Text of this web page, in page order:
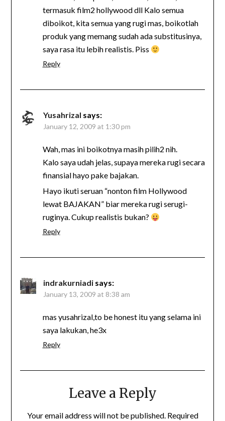
termasuk film2 hollywood dll Kalo semua
diboikot, kita semua yang rugi mas, boikotlah
produk yang memang sudah ada substitusinya,
saya rasa itu lebih realistis. Piss
Reply
Yusahrizal says:
January 12, 2009 at 1:30 pm
Wah, mas ini boikotnya masih pilih2 nih.
Kalo saya udah jelas, supaya mereka rugi secara
finansial hayo pake bajakan.
Hayo ikuti seruan “nonton film Hollywood
lewat BAJAKAN” biar mereka rugi serugi-
ruginya. Cukup realistis bukan?
Reply
indrakurniadi says:
January 13, 2009 at 8:38 am
mas yusahrizal,to be honest itu yang selama ini
saya lakukan, he3x
Reply
Leave a Reply
Your email address will not be published.Required